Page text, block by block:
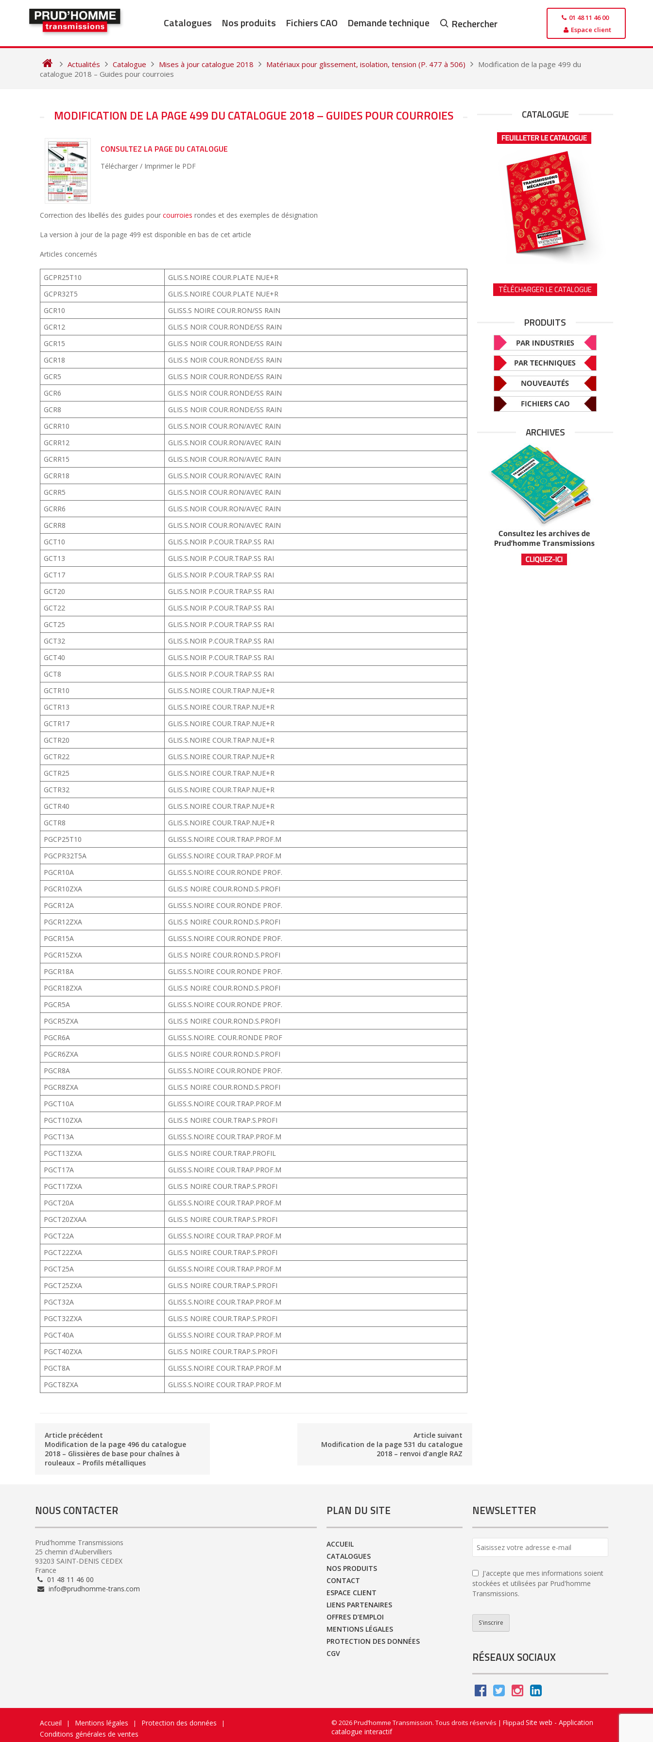
Catalogues Nos produits Fichiers CAO Demande technique Rechercher
01 48 11 46 00
Espace client
Actualités Catalogue Mises à jour catalogue 2018 Matériaux pour glissement, isolation, tension (P. 477 à 506)
Modification de la page 499 du
catalogue 2018 – Guides pour courroies
MODIFICATION DE LA PAGE 499 DU CATALOGUE 2018 – GUIDES POUR COURROIES
CONSULTEZ LA PAGE DU CATALOGUE
Télécharger / Imprimer le PDF
Correction des libellés des guides pour courroies rondes et des exemples de désignation
La version à jour de la page 499 est disponible en bas de cet article
Articles concernés
GCPR25T10
GLIS.S.NOIRE COUR.PLATE NUE+R
GCPR32T5
GLIS.S.NOIRE COUR.PLATE NUE+R
GCR10
GLISS.S NOIRE COUR.RON/SS RAIN
GCR12
GLIS.S NOIR COUR.RONDE/SS RAIN
GCR15
GLIS.S NOIR COUR.RONDE/SS RAIN
GCR18
GLIS.S NOIR COUR.RONDE/SS RAIN
GCR5
GLIS.S NOIR COUR.RONDE/SS RAIN
GCR6
GLIS.S NOIR COUR.RONDE/SS RAIN
GCR8
GLIS.S NOIR COUR.RONDE/SS RAIN
GCRR10
GLIS.S.NOIR COUR.RON/AVEC RAIN
GCRR12
GLIS.S.NOIR COUR.RON/AVEC RAIN
GCRR15
GLIS.S.NOIR COUR.RON/AVEC RAIN
GCRR18
GLIS.S.NOIR COUR.RON/AVEC RAIN
GCRR5
GLIS.S.NOIR COUR.RON/AVEC RAIN
GCRR6
GLIS.S.NOIR COUR.RON/AVEC RAIN
GCRR8
GLIS.S.NOIR COUR.RON/AVEC RAIN
GCT10
GLIS.S.NOIR P.COUR.TRAP.SS RAI
GCT13
GLIS.S.NOIR P.COUR.TRAP.SS RAI
GCT17
GLIS.S.NOIR P.COUR.TRAP.SS RAI
GCT20
GLIS.S.NOIR P.COUR.TRAP.SS RAI
GCT22
GLIS.S.NOIR P.COUR.TRAP.SS RAI
GCT25
GLIS.S.NOIR P.COUR.TRAP.SS RAI
GCT32
GLIS.S.NOIR P.COUR.TRAP.SS RAI
GCT40
GLIS.S.NOIR P.COUR.TRAP.SS RAI
GCT8
GLIS.S.NOIR P.COUR.TRAP.SS RAI
GCTR10
GLIS.S.NOIRE COUR.TRAP.NUE+R
GCTR13
GLIS.S.NOIRE COUR.TRAP.NUE+R
GCTR17
GLIS.S.NOIRE COUR.TRAP.NUE+R
GCTR20
GLIS.S.NOIRE COUR.TRAP.NUE+R
GCTR22
GLIS.S.NOIRE COUR.TRAP.NUE+R
GCTR25
GLIS.S.NOIRE COUR.TRAP.NUE+R
GCTR32
GLIS.S.NOIRE COUR.TRAP.NUE+R
GCTR40
GLIS.S.NOIRE COUR.TRAP.NUE+R
GCTR8
GLIS.S.NOIRE COUR.TRAP.NUE+R
PGCP25T10
GLISS.S.NOIRE COUR.TRAP.PROF.M
PGCPR32T5A
GLISS.S.NOIRE COUR.TRAP.PROF.M
PGCR10A
GLISS.S.NOIRE COUR.RONDE PROF.
PGCR10ZXA
GLIS.S NOIRE COUR.ROND.S.PROFI
PGCR12A
GLISS.S.NOIRE COUR.RONDE PROF.
PGCR12ZXA
GLIS.S NOIRE COUR.ROND.S.PROFI
PGCR15A
GLISS.S.NOIRE COUR.RONDE PROF.
PGCR15ZXA
GLIS.S NOIRE COUR.ROND.S.PROFI
PGCR18A
GLISS.S.NOIRE COUR.RONDE PROF.
PGCR18ZXA
GLIS.S NOIRE COUR.ROND.S.PROFI
PGCR5A
GLISS.S.NOIRE COUR.RONDE PROF.
PGCR5ZXA
GLIS.S NOIRE COUR.ROND.S.PROFI
PGCR6A
GLISS.S.NOIRE. COUR.RONDE PROF
PGCR6ZXA
GLIS.S NOIRE COUR.ROND.S.PROFI
PGCR8A
GLISS.S.NOIRE COUR.RONDE PROF.
PGCR8ZXA
GLIS.S NOIRE COUR.ROND.S.PROFI
PGCT10A
GLISS.S.NOIRE COUR.TRAP.PROF.M
PGCT10ZXA
GLIS.S NOIRE COUR.TRAP.S.PROFI
PGCT13A
GLISS.S.NOIRE COUR.TRAP.PROF.M
PGCT13ZXA
GLIS.S NOIRE COUR.TRAP.PROFIL
PGCT17A
GLISS.S.NOIRE COUR.TRAP.PROF.M
PGCT17ZXA
GLIS.S NOIRE COUR.TRAP.S.PROFI
PGCT20A
GLISS.S.NOIRE COUR.TRAP.PROF.M
PGCT20ZXAA
GLIS.S NOIRE COUR.TRAP.S.PROFI
PGCT22A
GLISS.S.NOIRE COUR.TRAP.PROF.M
PGCT22ZXA
GLIS.S NOIRE COUR.TRAP.S.PROFI
PGCT25A
GLISS.S.NOIRE COUR.TRAP.PROF.M
PGCT25ZXA
GLIS.S NOIRE COUR.TRAP.S.PROFI
PGCT32A
GLISS.S.NOIRE COUR.TRAP.PROF.M
PGCT32ZXA
GLIS.S NOIRE COUR.TRAP.S.PROFI
PGCT40A
GLISS.S.NOIRE COUR.TRAP.PROF.M
PGCT40ZXA
GLIS.S NOIRE COUR.TRAP.S.PROFI
PGCT8A
GLISS.S.NOIRE COUR.TRAP.PROF.M
PGCT8ZXA
GLISS.S.NOIRE COUR.TRAP.PROF.M
NAVIGATION
L’ARTICLE
Article précédent
Modification de la page 496 du catalogue
2018 – Glissières de base pour chaînes à
rouleaux – Profils métalliques
Article suivant
Modification de la page 531 du catalogue
2018 – renvoi d’angle RAZ
CATALOGUE
TÉLÉCHARGER LE CATALOGUE
PRODUITS
ARCHIVES
NOUS CONTACTER
Prud'homme Transmissions
25 chemin d'Aubervilliers
93203 SAINT-DENIS CEDEX
France
01 48 11 46 00
info@prudhomme-trans.com
PLAN DU SITE
ACCUEIL
CATALOGUES
NOS PRODUITS
CONTACT
ESPACE CLIENT
LIENS PARTENAIRES
OFFRES D’EMPLOI
MENTIONS LÉGALES
PROTECTION DES DONNÉES
CGV
NEWSLETTER
J'accepte que mes informations soient
stockées et utilisées par Prud'homme
Transmissions.
S'inscrire
Number *
RÉSEAUX SOCIAUX
Accueil | Mentions légales | Protection des données |
Conditions générales de ventes
© 2026 Prud’homme Transmission. Tous droits réservés | Flippad Site web - Application
catalogue interactif